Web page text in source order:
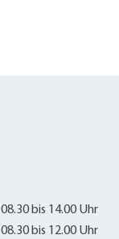
08.30 bis 14.00 Uhr
08.30 bis 12.00 Uhr